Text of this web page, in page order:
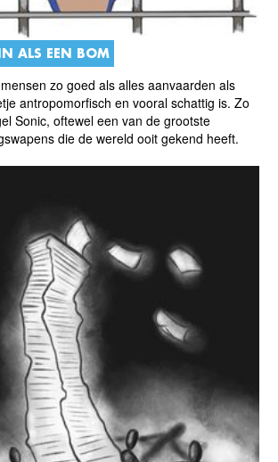
ALS EEN BOM
zo goed als alles aanvaarden als
antropomorfisch en vooral schattig is. Zo
Sonic, oftewel een van de grootste
die de wereld ooit gekend heeft.